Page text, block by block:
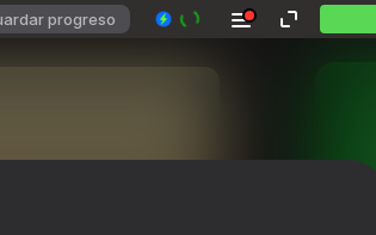
progreso